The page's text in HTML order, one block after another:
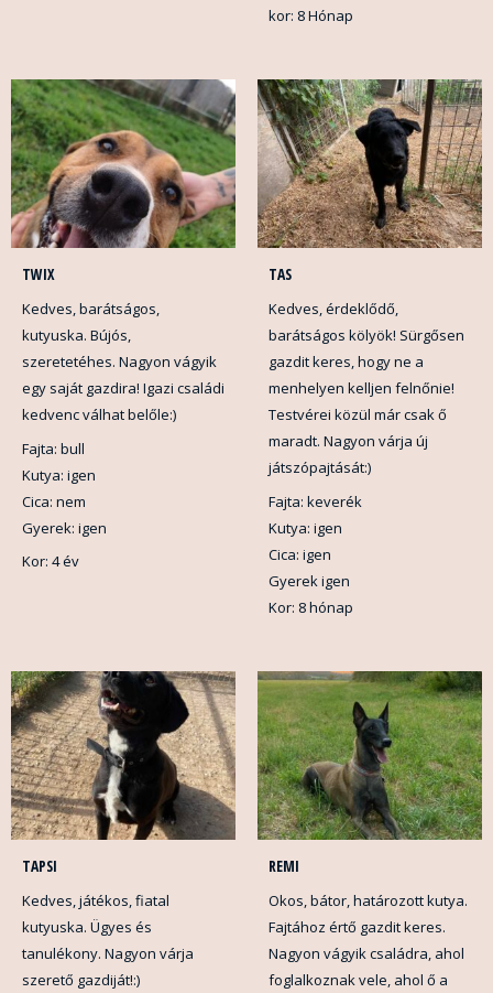
kor: 8 Hónap
TWIX
Kedves, barátságos,
kutyuska. Bújós,
szeretetéhes. Nagyon vágyik
egy saját gazdira! Igazi családi
kedvenc válhat belőle:)
Fajta: bull
Kutya: igen
Cica: nem
Gyerek: igen
Kor: 4 év
TAS
Kedves, érdeklődő,
barátságos kölyök! Sürgősen
gazdit keres, hogy ne a
menhelyen kelljen felnőnie!
Testvérei közül már csak ő
maradt. Nagyon várja új
játszópajtását:)
Fajta: keverék
Kutya: igen
Cica: igen
Gyerek igen
Kor: 8 hónap
TAPSI
Kedves, játékos, fiatal
kutyuska. Ügyes és
tanulékony. Nagyon várja
szerető gazdiját!:)
REMI
Okos, bátor, határozott kutya.
Fajtához értő gazdit keres.
Nagyon vágyik családra, ahol
foglalkoznak vele, ahol ő a